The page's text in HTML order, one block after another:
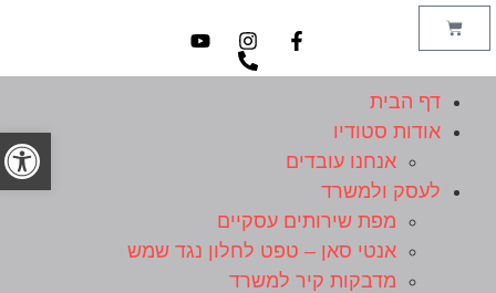
דף הבית
אודות סטודיו
אנחנו עובדים
לעסק ולמשרד
מפת שירותים עסקיים
אנטי סאן – טפט לחלון נגד שמש
מדבקות קיר למשרד
פתח